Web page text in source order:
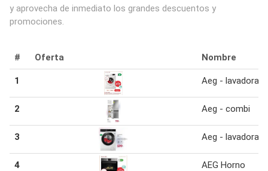
y aprovecha de inmediato los grandes descuentos y
promociones.
# Oferta Nombre
1 Aeg - lavadora
2 Aeg - combi
3 Aeg - lavadora
4 AEG Horno